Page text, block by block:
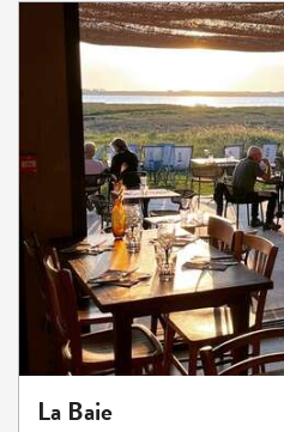
La Baie